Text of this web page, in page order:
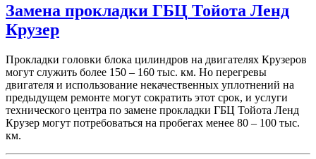
Замена прокладки ГБЦ Тойота Ленд
Крузер
Прокладки головки блока цилиндров на двигателях Крузеров
могут служить более 150 – 160 тыс. км. Но перегревы
двигателя и использование некачественных уплотнений на
предыдущем ремонте могут сократить этот срок, и услуги
технического центра по замене прокладки ГБЦ Тойота Ленд
Крузер могут потребоваться на пробегах менее 80 – 100 тыс.
км.